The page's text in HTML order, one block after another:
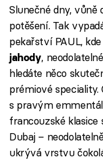
Slunečné dny, vůně
potěšení. Tak
pekařství PAUL,
jahody,
hledáte něco
prémiové speciality.
s pravým
francouzské
Dubaj –
ukrývá vrstvu